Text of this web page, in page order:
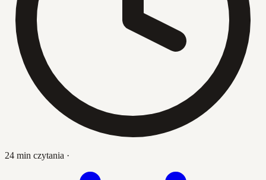
24 min czytania ·